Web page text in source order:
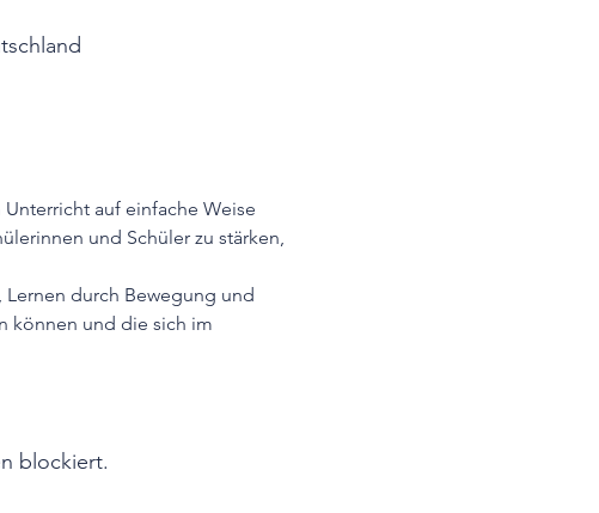
auf einfache Weise
und Schüler zu stärken,
durch Bewegung und
können und die sich im
blockiert.